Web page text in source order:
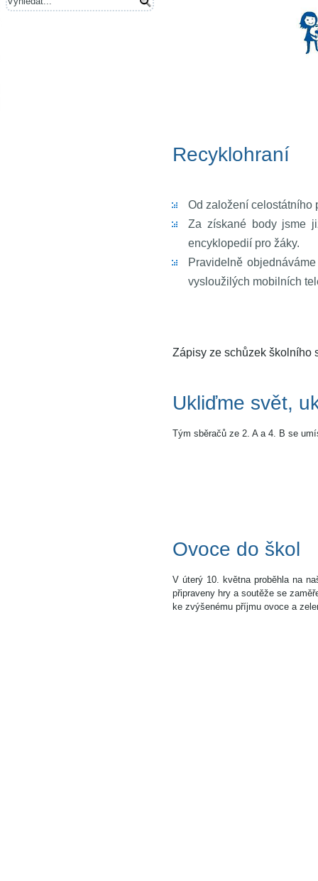
Od založení celostátního
Za získané body jsme
encyklopedií pro žáky.
Pravidelně
vysloužilých mobilních
Zápisy ze schůzek školního
Ukliďme svět,
Tým sběračů ze 2. A a 4. B se
Ovoce do škol
V úterý 10. května proběhla na
připraveny hry a soutěže se
ke zvýšenému příjmu ovoce a